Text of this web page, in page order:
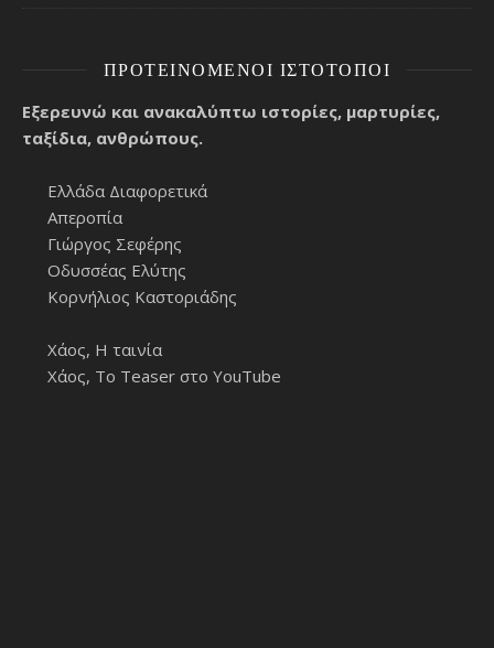
ΠΡΟΤΕΙΝΌΜΕΝΟΙ ΙΣΤΌΤΟΠΟΙ
Εξερευνώ και ανακαλύπτω ιστορίες, μαρτυρίες,
ταξίδια, ανθρώπους.
Ελλάδα Διαφορετικά
Απεροπία
Γιώργος Σεφέρης
Οδυσσέας Ελύτης
Κορνήλιος Καστοριάδης
Χάος, Η ταινία
Χάος, Το Teaser στο YouTube